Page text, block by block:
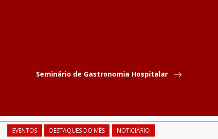
Seminário de Gastronomia Hospitalar
EVENTOS DESTAQUES DO MÊS NOTICIÁRIO